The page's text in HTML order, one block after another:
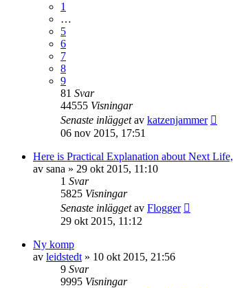
1
…
5
6
7
8
9
81 Svar
44555 Visningar
Senaste inläggetav katzenjammer
06 nov 2015, 17:51
Here is Practical Explanation about Next Life,
av sana » 29 okt 2015, 11:10
1 Svar
5825 Visningar
Senaste inläggetav Flogger
29 okt 2015, 11:12
Ny komp
av leidstedt » 10 okt 2015, 21:56
9 Svar
9995 Visningar